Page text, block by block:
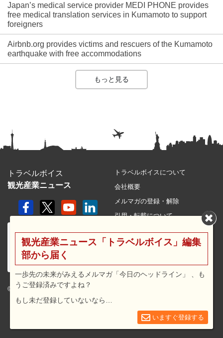
Japan’s medical service provider MEDI PHONE provides
free medical translation services in Kumamoto to support
foreigners
Airbnb.org provides victims and rescuers of the Kumamoto
earthquake with free accommodations
もっと見る
トラベルボイス
観光産業ニュース
© 2026 travel voice.
トラベルボイスについて
会社概要
メルマガの登録・解除
引用・転載について
利用規約
広告メニュー・料金
観光産業ニュース「トラベルボイス」編集
部から届く
一歩先の未来がみえるメルマガ「今日のヘッドライン」 、も
うご登録済みですよね？
もし未だ登録していないなら…
いますぐ登録する